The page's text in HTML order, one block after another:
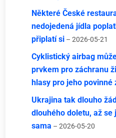
Některé České
nedojedená jídla
připlatí si – 2026-05-21
Cyklistický airbag
prvkem pro záchranu
hlasy pro jeho povinné
Ukrajina tak dlouho
dlouhého doletu, až se
sama – 2026-05-20